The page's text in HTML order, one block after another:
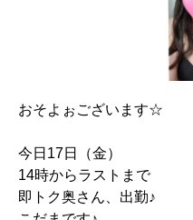
おそよぉございます☆
今日17日（金）
14時からラストまで
即トク奥さん、出勤♪